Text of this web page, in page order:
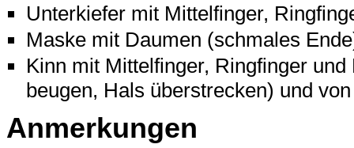
Unterkiefer mit Mittelfinger,
Maske mit Daumen (schmales
Kinn mit Mittelfinger, Ringfinger
beugen, Hals überstrecken) und
Anmerkungen